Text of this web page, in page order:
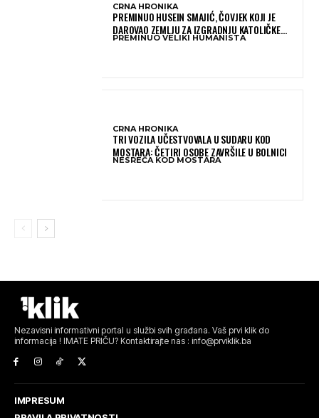
CRNA HRONIKA
PREMINUO HUSEIN SMAJIĆ, ČOVJEK KOJI JE
DAROVAO ZEMLJU ZA IZGRADNJU KATOLIČKE
CRKVE U BUGOJNU
PREMINUO VELIKI HUMANISTA
CRNA HRONIKA
TRI VOZILA UČESTVOVALA U SUDARU KOD
MOSTARA: ČETIRI OSOBE ZAVRŠILE U BOLNICI
NESREĆA KOD MOSTARA
Nezavisni informativni portal u službi svih građana. Vaš prvi klik do
informacija ! IMATE PRIČU? Kontaktirajte nas : info@prviklik.ba
IMPRESUM